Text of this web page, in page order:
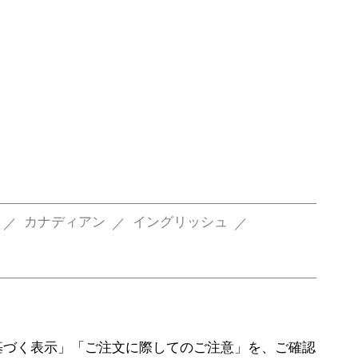
カナディアン イングリッシュ
く表示」「ご注文に際してのご注意」を、ご確認